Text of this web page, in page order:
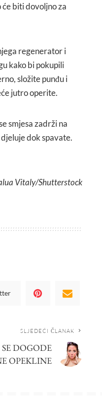
biti dovoljno za
regenerator i
kako bi pokupili
složite punđu i
jutro operite.
smjesa zadrži na
dok spavate.
Vitaly/Shutterstock
SLJEDEĆI ČLANAK
DOGODE
OPEKLINE